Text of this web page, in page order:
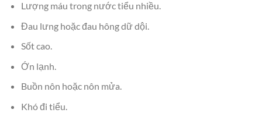
Lượng máu trong nước tiểu nhiều.
Đau lưng hoặc đau hông dữ dội.
Sốt cao.
Ớn lạnh.
Buồn nôn hoặc nôn mửa.
Khó đi tiểu.